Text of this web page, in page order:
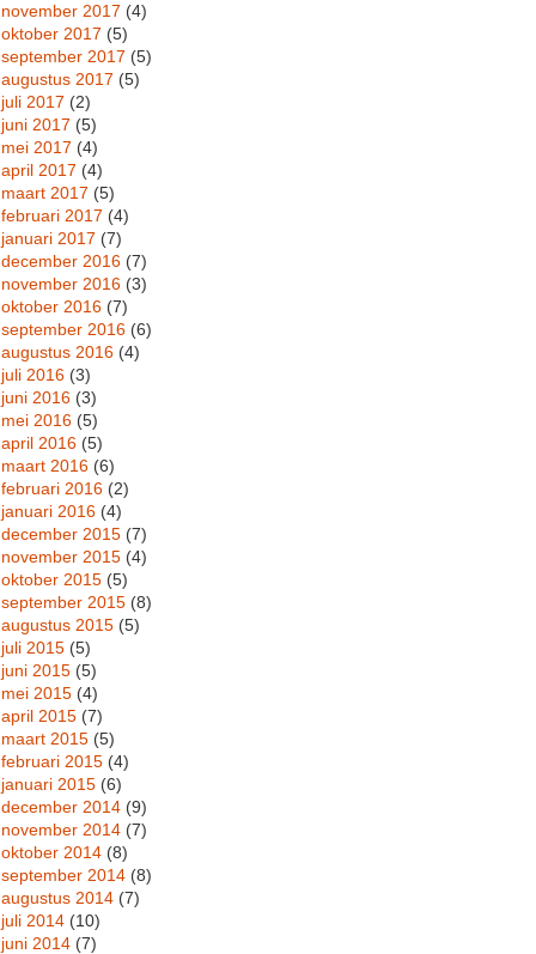
november 2017 (4)
oktober 2017 (5)
september 2017 (5)
augustus 2017 (5)
juli 2017 (2)
juni 2017 (5)
mei 2017 (4)
april 2017 (4)
maart 2017 (5)
februari 2017 (4)
januari 2017 (7)
december 2016 (7)
november 2016 (3)
oktober 2016 (7)
september 2016 (6)
augustus 2016 (4)
juli 2016 (3)
juni 2016 (3)
mei 2016 (5)
april 2016 (5)
maart 2016 (6)
februari 2016 (2)
januari 2016 (4)
december 2015 (7)
november 2015 (4)
oktober 2015 (5)
september 2015 (8)
augustus 2015 (5)
juli 2015 (5)
juni 2015 (5)
mei 2015 (4)
april 2015 (7)
maart 2015 (5)
februari 2015 (4)
januari 2015 (6)
december 2014 (9)
november 2014 (7)
oktober 2014 (8)
september 2014 (8)
augustus 2014 (7)
juli 2014 (10)
juni 2014 (7)